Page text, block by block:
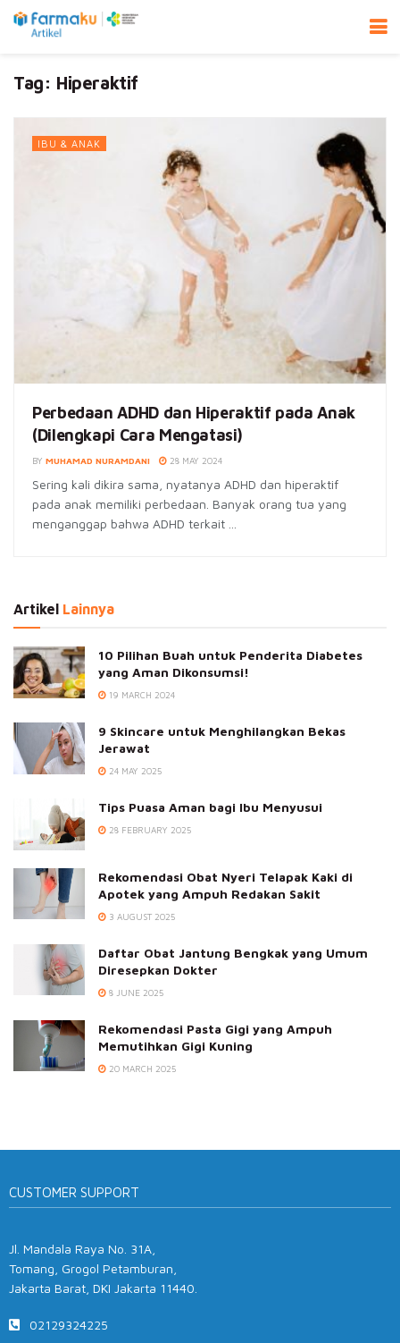
Tag: Hiperaktif
IBU & ANAK
Perbedaan ADHD dan Hiperaktif pada Anak
(Dilengkapi Cara Mengatasi)
BY MUHAMAD NURAMDANI 28 MAY 2024
Sering kali dikira sama, nyatanya ADHD dan hiperaktif
pada anak memiliki perbedaan. Banyak orang tua yang
menganggap bahwa ADHD terkait ...
Artikel Lainnya
10 Pilihan Buah untuk Penderita Diabetes
yang Aman Dikonsumsi!
19 MARCH 2024
9 Skincare untuk Menghilangkan Bekas
Jerawat
24 MAY 2025
Tips Puasa Aman bagi Ibu Menyusui
28 FEBRUARY 2025
Rekomendasi Obat Nyeri Telapak Kaki di
Apotek yang Ampuh Redakan Sakit
3 AUGUST 2025
Daftar Obat Jantung Bengkak yang Umum
Diresepkan Dokter
8 JUNE 2025
Rekomendasi Pasta Gigi yang Ampuh
Memutihkan Gigi Kuning
20 MARCH 2025
CUSTOMER SUPPORT
Jl. Mandala Raya No. 31A,
Tomang, Grogol Petamburan,
Jakarta Barat, DKI Jakarta 11440.
02129324225